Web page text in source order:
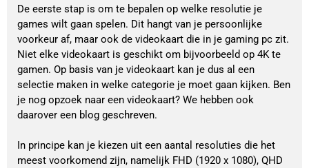
De eerste stap is om te bepalen op welke resolutie je
games wilt gaan spelen. Dit hangt van je persoonlijke
voorkeur af, maar ook de videokaart die in je gaming pc zit.
Niet elke videokaart is geschikt om bijvoorbeeld op 4K te
gamen. Op basis van je videokaart kan je dus al een
selectie maken in welke categorie je moet gaan kijken. Ben
je nog opzoek naar een videokaart? We hebben ook
daarover een blog geschreven.
In principe kan je kiezen uit een aantal resoluties die het
meest voorkomend zijn, namelijk FHD (1920 x 1080), QHD